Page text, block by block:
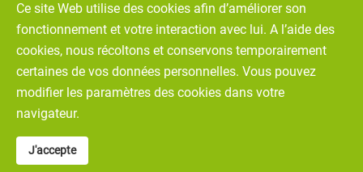
Service de Médiation de la consommation : MEDIATION –
VIVONS MIEUX ENSEMBLE / www.mediation-vivons-mieux-
ensemble.fr
(465 avenue de la Libération / 54000 NANCY)
Réalisation graphique :
Plan de site
Ce site Web utilise des cookies afin d’améliorer son
fonctionnement et votre interaction avec lui. A l’aide des
cookies, nous récoltons et conservons temporairement
certaines de vos données personnelles. Vous pouvez
modifier les paramètres des cookies dans votre
navigateur.
J'accepte